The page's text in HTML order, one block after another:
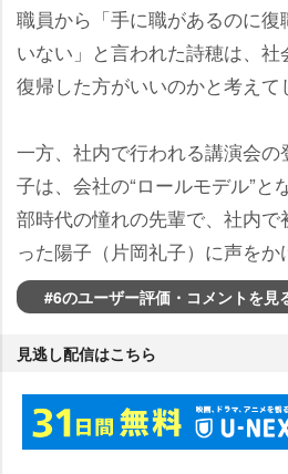
職員から「手に職があるのに
いない」と言われた詩穂は、
復帰した方がいいのかと考えて
一方、社内で行われる講演会
子は、会社の“ロールモデル”と
部時代の憧れの先輩で、社内
った陽子（片岡礼子）に声をか
#6のユーザー評価・コメントを見
見逃し配信はこちら